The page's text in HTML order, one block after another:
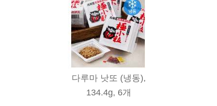
다루마 낫또 (냉동),
134.4g, 6개